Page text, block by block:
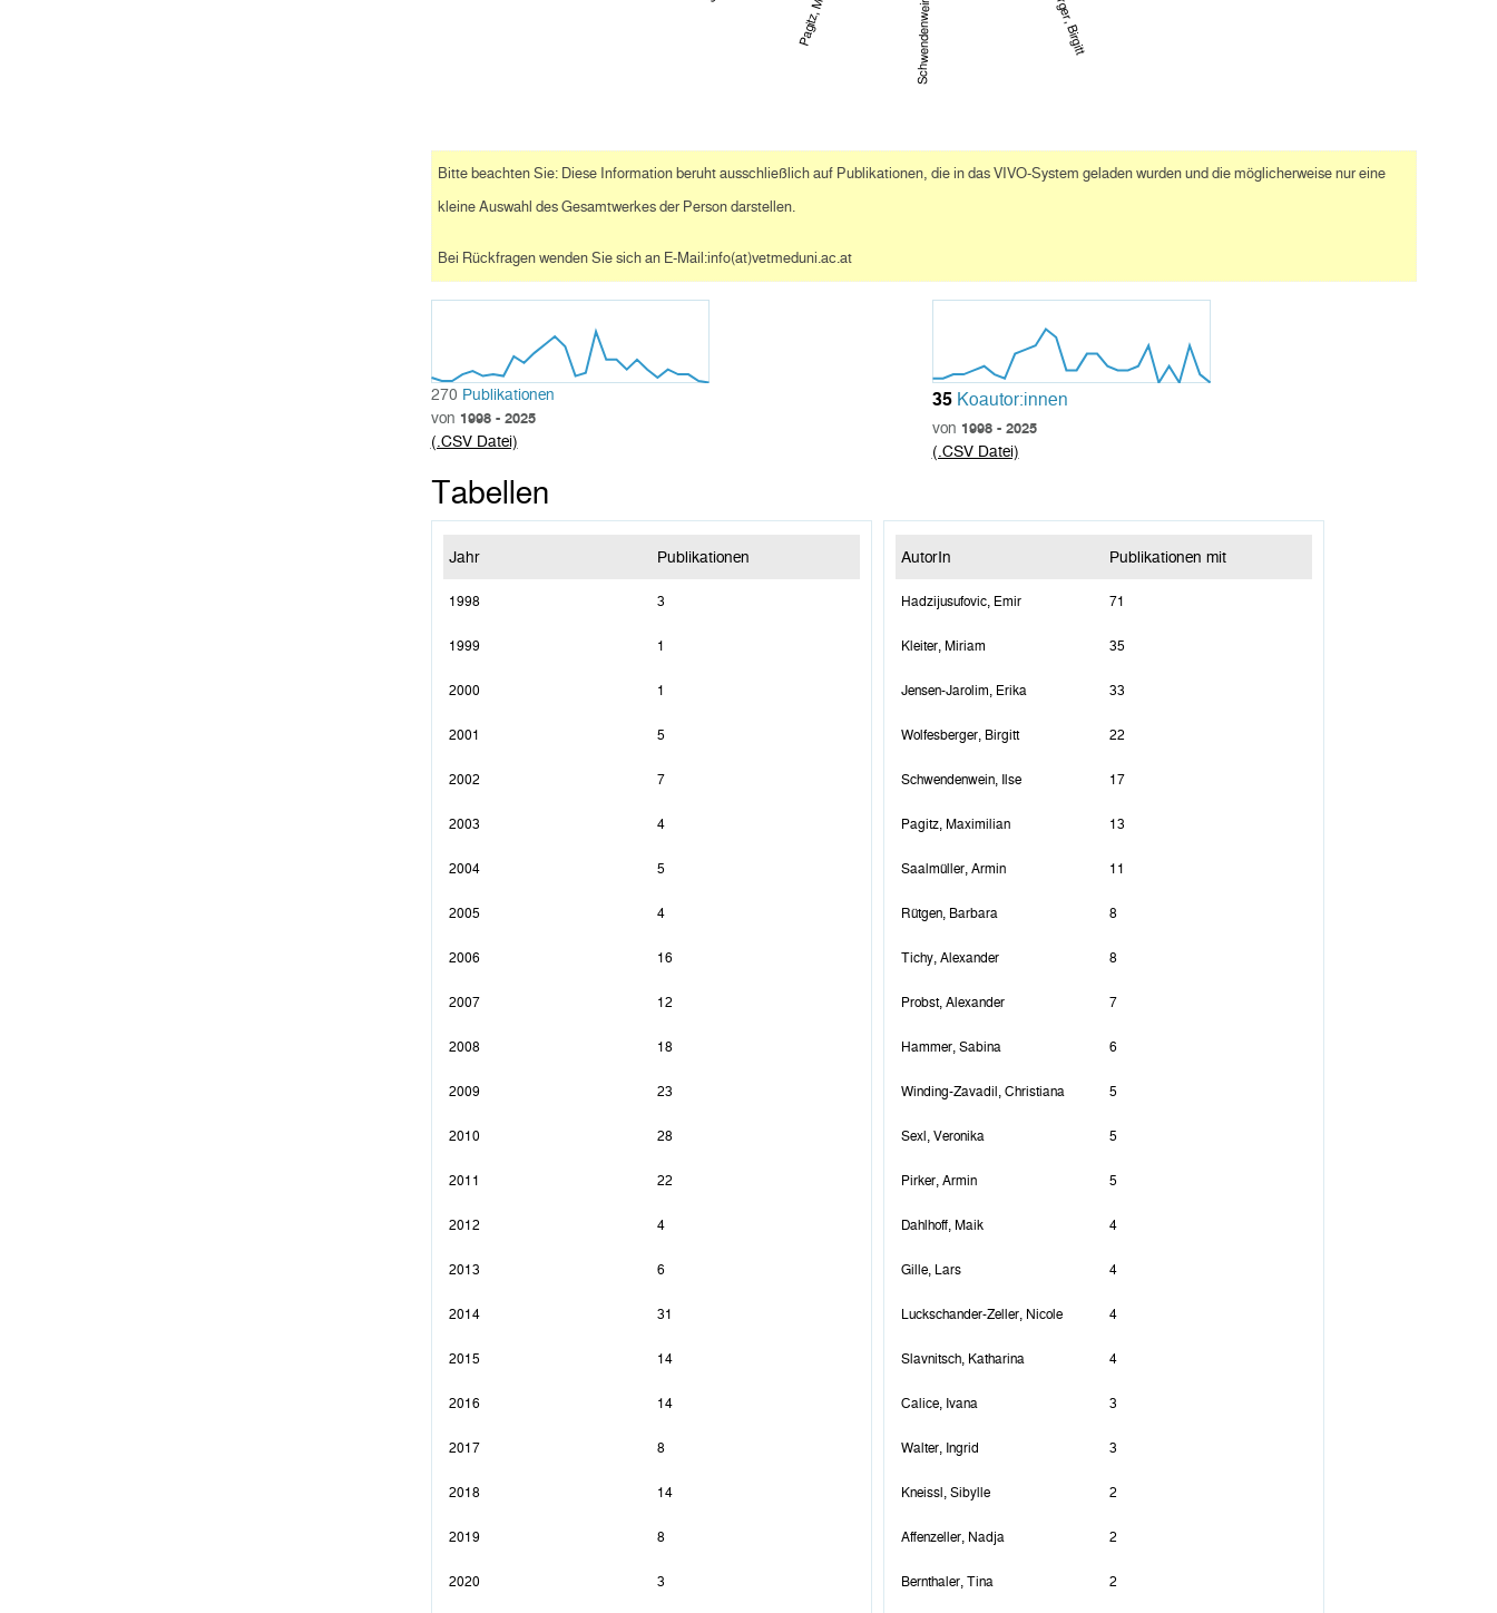
Schwendenwein, Ilse
Bitte beachten Sie: Diese Information beruht ausschließlich auf Publikationen, die in das VIVO-System geladen wurden und die möglicherweise nur eine
kleine Auswahl des Gesamtwerkes der Person darstellen.
Bei Rückfragen wenden Sie sich an E-Mail:info(at)vetmeduni.ac.at
270 Publikationen
von 1998 - 2025
(.CSV Datei)
35Koautor:innen
von 1998 - 2025
(.CSV Datei)
Tabellen
Jahr Publikationen
1998 3
1999 1
2000 1
2001 5
2002 7
2003 4
2004 5
2005 4
2006 16
2007 12
2008 18
2009 23
2010 28
2011 22
2012 4
2013 6
2014 31
2015 14
2016 14
2017 8
2018 14
2019 8
2020 3
AutorIn Publikationen mit
Hadzijusufovic, Emir 71
Kleiter, Miriam 35
Jensen-Jarolim, Erika 33
Wolfesberger, Birgitt 22
Schwendenwein, Ilse 17
Pagitz, Maximilian 13
Saalmüller, Armin 11
Rütgen, Barbara 8
Tichy, Alexander 8
Probst, Alexander 7
Hammer, Sabina 6
Winding-Zavadil, Christiana 5
Sexl, Veronika 5
Pirker, Armin 5
Dahlhoff, Maik 4
Gille, Lars 4
Luckschander-Zeller, Nicole 4
Slavnitsch, Katharina 4
Calice, Ivana 3
Walter, Ingrid 3
Kneissl, Sibylle 2
Affenzeller, Nadja 2
Bernthaler, Tina 2